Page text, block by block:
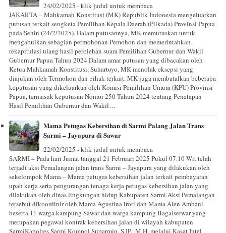
24/02/2025 - klik judul untuk membaca
JAKARTA – Mahkamah Konstitusi (MK) Republik Indonesia mengeluarkan
putusan terkait sengketa Pemilihan Kepala Daerah (Pilkada) Provinsi Papua
pada Senin (24/2/2025). Dalam putusannya, MK memutuskan untuk
mengabulkan sebagian permohonan Pemohon dan memerintahkan
rekapitulasi ulang hasil perolehan suara Pemilihan Gubernur dan Wakil
Gubernur Papua Tahun 2024.Dalam amar putusan yang dibacakan oleh
Ketua Mahkamah Konstitusi, Suhartoyo, MK menolak eksepsi yang
diajukan oleh Termohon dan pihak terkait. MK juga membatalkan beberapa
keputusan yang dikeluarkan oleh Komisi Pemilihan Umum (KPU) Provinsi
Papua, termasuk keputusan Nomor 250 Tahun 2024 tentang Penetapan
Hasil Pemilihan Gubernur dan Wakil…
Mama Petugas Kebersihan di Sarmi Palang Jalan Trans
Sarmi – Jayapura di Sawar
22/02/2025 - klik judul untuk membaca
SARMI – Pada hari Jumat tanggal 21 Februari 2025 Pukul 07.10 Wit telah
terjadi aksi Pemalangan jalan trans Sarmi – Jayapura yang dilakukan oleh
sekelompok Mama – Mama petugas kebersihan jalan terkait pembayaran
upah kerja serta pengurangan tenaga kerja petugas kebersihan jalan yang
dilakukan oleh dinas lingkungan hidup Kabupaten Sarmi.Aksi Pemalangan
tersebut dikoordinir oleh Mama Agustina iroti dan Mama Alen Ambani
beserta 11 warga kampung Sawar dan warga kampung Bagaiserwar yang
merupakan pegawai kontrak kebersihan jalan di wilayah kabupaten
SarmiKapolres Sarmi Kompol Suparmin, S.IP., M.H. melalui Kasat Intel